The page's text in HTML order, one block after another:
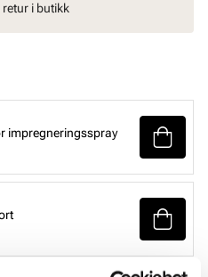
retur i butikk
impregneringsspray